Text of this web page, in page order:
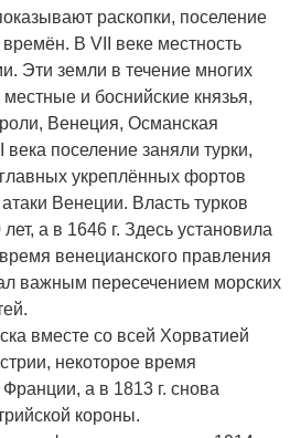
раскопки, поселение
В VII веке местность
Эти земли в течение многих
и боснийские князья,
Венеция, Османская
поселение заняли турки,
укреплённых фортов
Венеции. Власть турков
а в 1646 г. Здесь установила
венецианского правления
важным пересечением морских
вместе со всей Хорватией
некоторое время
а в 1813 г. снова
короны.